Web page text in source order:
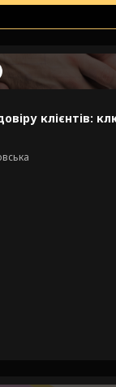
клієнтів: